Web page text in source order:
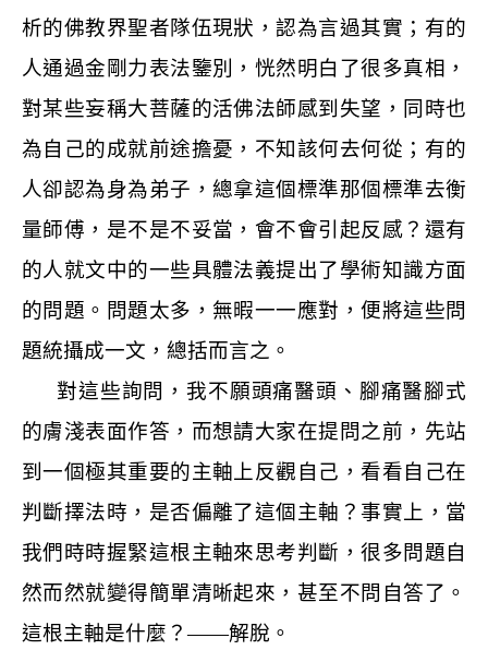
析的佛教界聖者隊伍現狀，認為言過其實；有的
人通過金剛力表法鑒別，恍然明白了很多真相，
對某些妄稱大菩薩的活佛法師感到失望，同時也
為自己的成就前途擔憂，不知該何去何從；有的
人卻認為身為弟子，總拿這個標準那個標準去衡
量師傅，是不是不妥當，會不會引起反感？還有
的人就文中的一些具體法義提出了學術知識方面
的問題。問題太多，無暇一一應對，便將這些問
題統攝成一文，總括而言之。
對這些詢問，我不願頭痛醫頭、腳痛醫腳式
的膚淺表面作答，而想請大家在提問之前，先站
到一個極其重要的主軸上反觀自己，看看自己在
判斷擇法時，是否偏離了這個主軸？事實上，當
我們時時握緊這根主軸來思考判斷，很多問題自
然而然就變得簡單清晰起來，甚至不問自答了。
這根主軸是什麼？——解脫。